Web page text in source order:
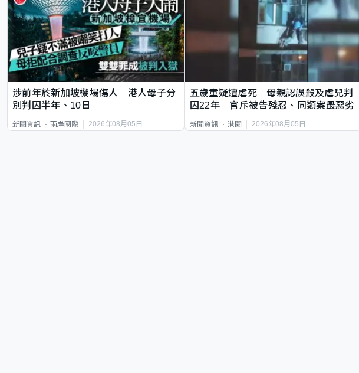
涉前年於新加坡機場傷人 港人母子分
別判囚半年、10日
新聞資訊 兩岸國際 2026年08月05日
五歲童疑遭虐死｜母親認誤殺及虐兒判
囚22年 官斥被告殘忍、同類案最惡劣
新聞資訊 港聞 2026年08月05日